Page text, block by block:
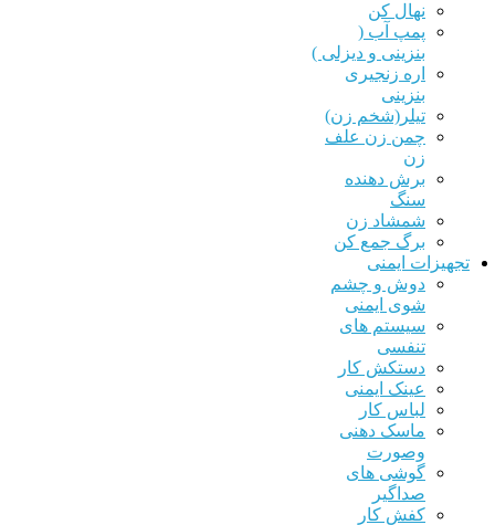
نهال کن
پمپ آب (
بنزینی و دیزلی )
اره زنجیری
بنزینی
تیلر(شخم زن)
چمن زن علف
برش دهنده
شمشاد زن
برگ جمع کن
ایمنی
دوش و چشم
شوی ایمنی
سیستم های
تنفسی
دستکش کار
عینک ایمنی
لباس کار
ماسک دهنی
وصورت
گوشی های
صداگیر
کفش کار